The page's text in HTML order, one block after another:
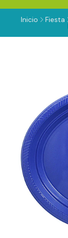
Inicio Fiesta